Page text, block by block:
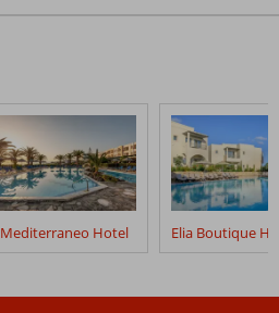
Mediterraneo Hotel